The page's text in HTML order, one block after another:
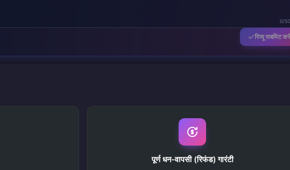
0/
रिव्यू सबमिट करें
पूर्ण धन-वापसी (रिफंड) गारंटी